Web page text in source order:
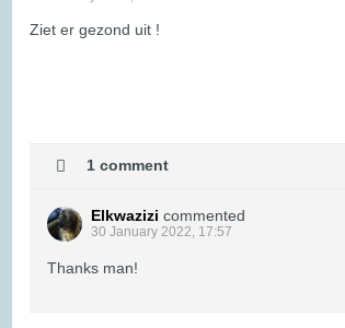
Ziet er gezond uit !
1 comment
Elkwazizi commented
30 January 2022, 17:57
Thanks man!